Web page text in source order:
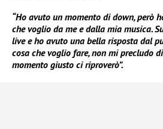
“Ho avuto un momento di down, però
che voglio da me e dalla mia musica.
live e ho avuto una bella risposta dal
cosa che voglio fare, non mi precludo
momento giusto ci riproverò”.